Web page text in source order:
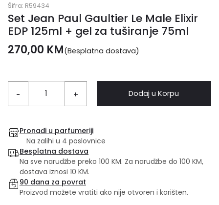
Šifra: R59434
Set Jean Paul Gaultier Le Male Elixir
EDP 125ml + gel za tuširanje 75ml
270,00 KM(Besplatna dostava)
- + Dodaj u Korpu
Pronađi u parfumeriji
Na zalihi u 4 poslovnice
Besplatna dostava
Na sve narudžbe preko 100 KM. Za narudžbe do 100 KM,
dostava iznosi 10 KM.
90 dana za povrat
Proizvod možete vratiti ako nije otvoren i korišten.